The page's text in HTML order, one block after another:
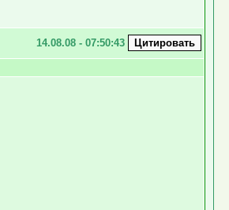
14.08.08 - 07:50:43